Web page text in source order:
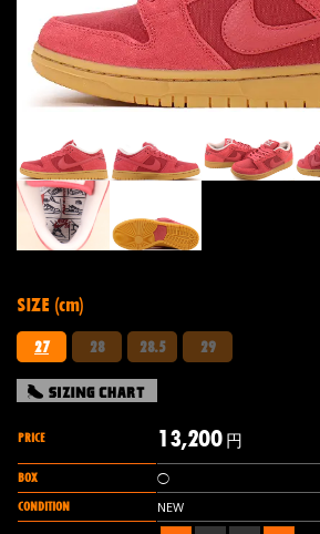
SIZE (cm)
27 28 28.5 29
PRICE 13,200円
BOX ◯
CONDITION NEW